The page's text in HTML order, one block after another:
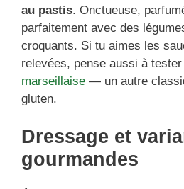
au pastis. Onctueuse,
parfaitement avec des
croquants. Si tu aimes les
relevées, pense aussi à
marseillaise — un autre
gluten.
Dressage et
gourmandes